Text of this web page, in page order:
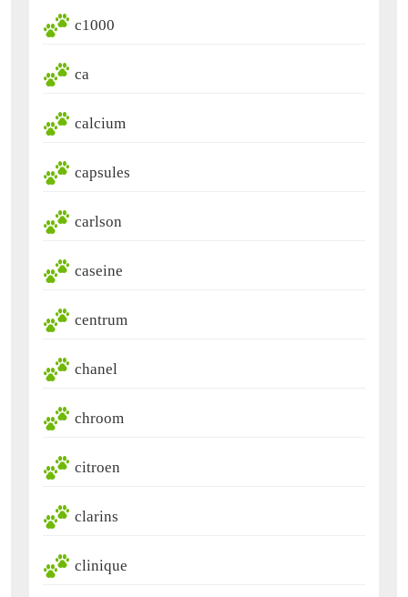
c1000
ca
calcium
capsules
carlson
caseine
centrum
chanel
chroom
citroen
clarins
clinique